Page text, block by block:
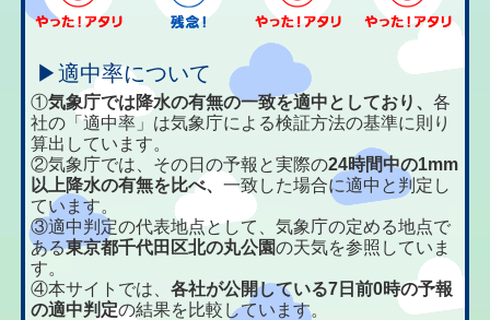
▶適中率について
①気象庁では降水の有無の一致を適中としており、各
社の「適中率」は気象庁による検証方法の基準に則り
算出しています。
②気象庁では、その日の予報と実際の24時間中の1mm
以上降水の有無を比べ、一致した場合に適中と判定し
ています。
③適中判定の代表地点として、気象庁の定める地点で
ある東京都千代田区北の丸公園の天気を参照していま
す。
④本サイトでは、各社が公開している7日前0時の予報
の適中判定の結果を比較しています。